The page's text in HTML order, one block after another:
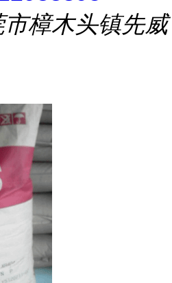
樟木头镇先威